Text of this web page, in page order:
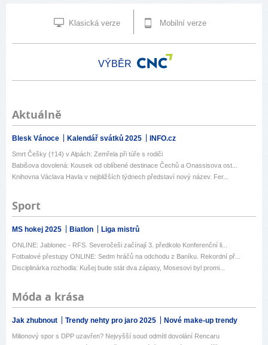
Klasická verze Mobilní verze
VÝBĚR
Aktuálně
Blesk Vánoce Kalendář svátků 2025 INFO.cz
Smrt Češky (†14) v Alpách: Zemřela při túře s rodiči
Babišova dovolená: Kousek od oblíbené destinace Čechů a Onassisova ost...
Knihovna Václava Havla v nejbližších týdnech představí nový název. Fer...
Sport
MS hokej 2025 Biatlon Liga mistrů
ONLINE: Jablonec - RFS. Severočeši začínají 3. předkolo Konferenční li...
Fotbalové přestupy ONLINE: Sedm hráčů na odchodu z Baníku. Rekordní př...
Disciplinárka rozhodla: Kušej bude stát dva zápasy, Mosesovi byl promi...
Móda a krása
Jak zhubnout Trendy nehty pro jaro 2025 Nové make-up trendy
Milionový spor s DPP uzavřen? Nejvyšší soud odmítl dovolání Rencaru